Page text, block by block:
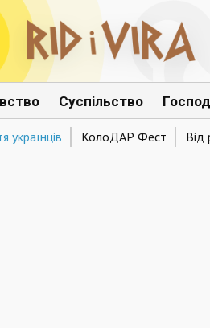
Суспільство
українців КолоДАР Фест Від